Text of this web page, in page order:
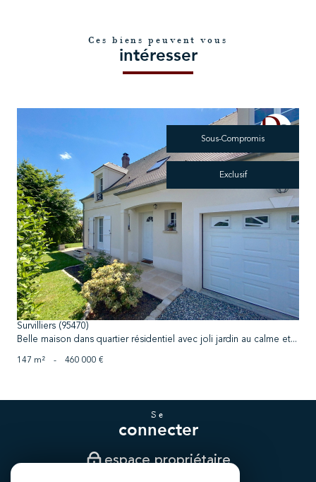
Ces biens peuvent vous
intéresser
Sous-Compromis
Exclusif
voir le bien
Survilliers (95470)
Belle maison dans quartier résidentiel avec joli jardin au calme et...
147 m² - 460 000 €
se
connecter
espace propriétaire